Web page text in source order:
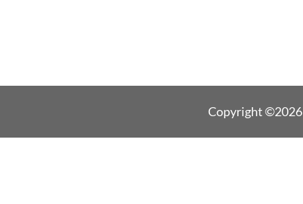
Copyright ©2026